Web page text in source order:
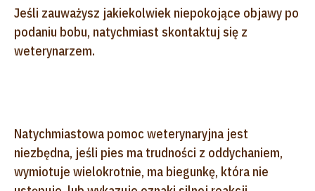
Jeśli zauważysz jakiekolwiek niepokojące objawy po
podaniu bobu, natychmiast skontaktuj się z
weterynarzem.
Natychmiastowa pomoc weterynaryjna jest
niezbędna, jeśli pies ma trudności z oddychaniem,
wymiotuje wielokrotnie, ma biegunkę, która nie